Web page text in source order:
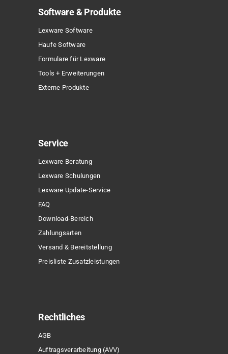
Software & Produkte
Lexware Software
Haufe Software
Formulare für Lexware
Tools + Erweiterungen
Externe Produkte
Service
Lexware Beratung
Lexware Schulungen
Lexware Update-Service
FAQ
Download-Bereich
Zahlungsarten
Versand & Bereitstellung
Preisliste Zusatzleistungen
Rechtliches
AGB
Auftragsverarbeitung (AVV)